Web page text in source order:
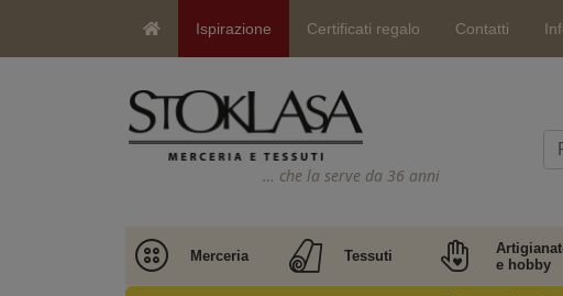
Ispirazione Certificati regalo Contatti
… che la serve da 36 anni
Merceria Tessuti
e hobby